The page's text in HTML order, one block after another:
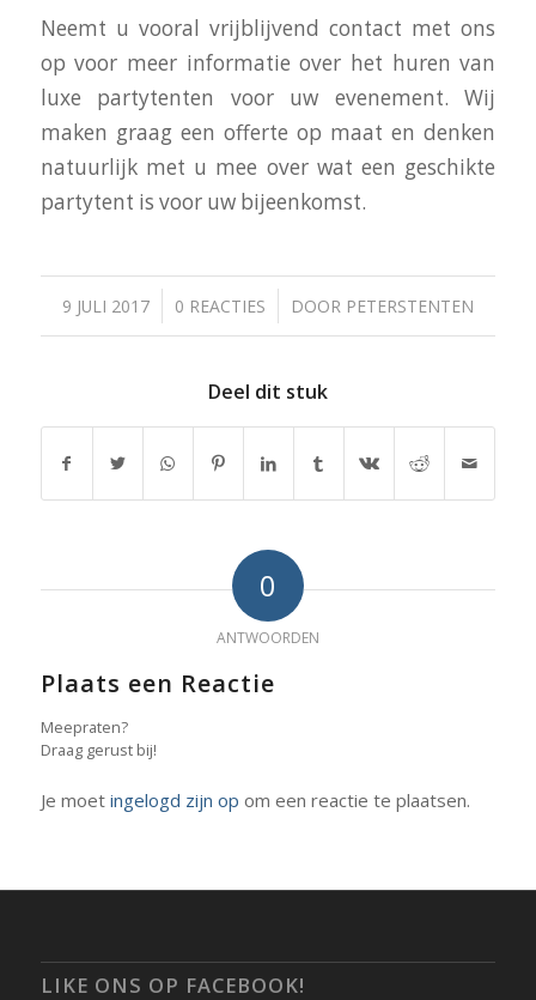
Neemt u vooral vrijblijvend contact met ons
op voor meer informatie over het huren van
luxe partytenten voor uw evenement. Wij
maken graag een offerte op maat en denken
natuurlijk met u mee over wat een geschikte
partytent is voor uw bijeenkomst.
9 JULI 2017
/ 0 REACTIES
/ DOOR PETERSTENTEN
Deel dit stuk
0
ANTWOORDEN
Plaats een Reactie
Meepraten?
Draag gerust bij!
Je moet ingelogd zijn op om een reactie te plaatsen.
LIKE ONS OP FACEBOOK!